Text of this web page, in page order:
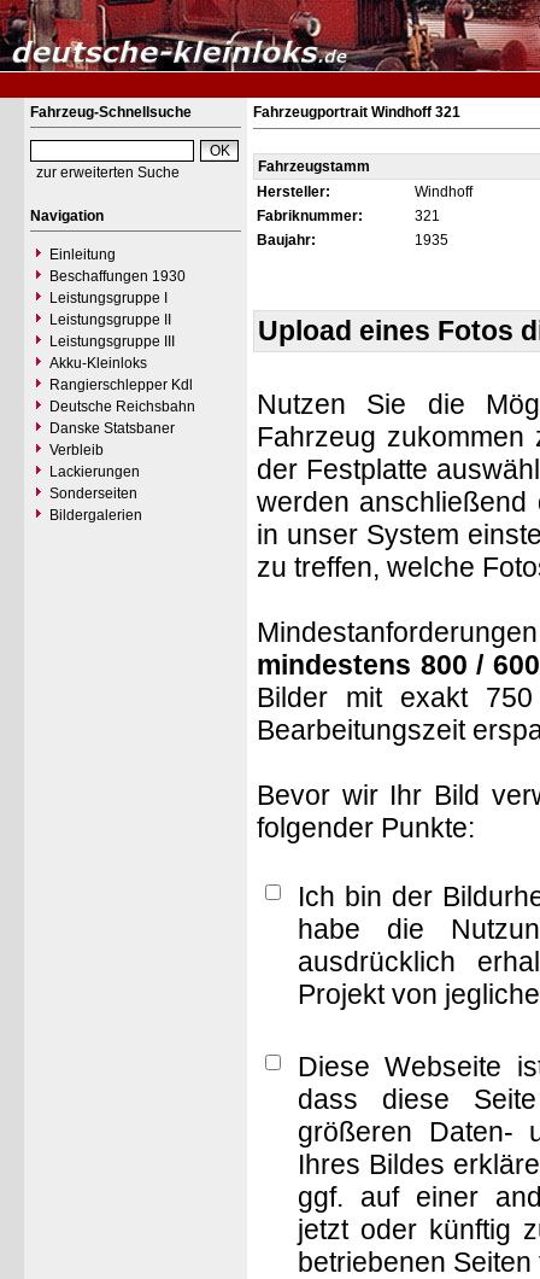
Fahrzeug-Schnellsuche
zur erweiterten Suche
Navigation
Einleitung
Beschaffungen 1930
Leistungsgruppe I
Leistungsgruppe II
Leistungsgruppe III
Akku-Kleinloks
Rangierschlepper Kdl
Deutsche Reichsbahn
Danske Statsbaner
Verbleib
Lackierungen
Sonderseiten
Bildergalerien
Fahrzeugportrait Windhoff 321
Fahrzeugstamm
Hersteller:
Windhoff
Fabriknummer:
321
Baujahr:
1935
Upload eines Fotos
Nutzen Sie die
Fahrzeug
der Festplatte
werden anschließend
in unser System
zu treffen, welche
mindestens 800 /
Bilder mit exakt
Bearbeitungszeit
Bevor wir Ihr Bild
folgender Punkte:
Ich bin der
habe die
ausdrücklich
Projekt von
Diese Webseite
dass diese
größeren Daten-
Ihres Bildes
ggf. auf einer
jetzt oder künftig
betriebenen